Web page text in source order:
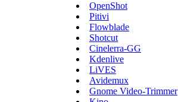
OpenShot
Pitivi
Flowblade
Shotcut
Cinelerra-GG
Kdenlive
LiVES
Avidemux
Gnome Video-Trimmer